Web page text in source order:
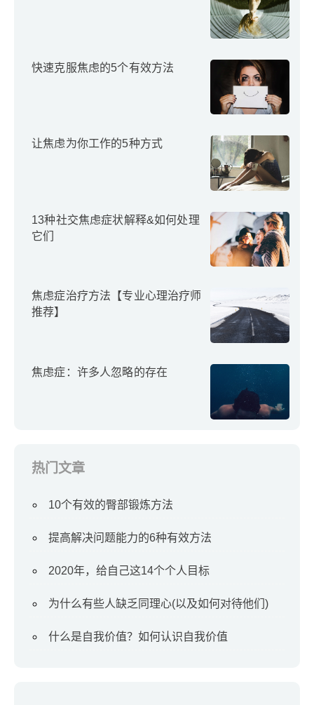
快速克服焦虑的5个有效方法
让焦虑为你工作的5种方式
13种社交焦虑症状解释&如何处理
它们
焦虑症治疗方法【专业心理治疗师
推荐】
焦虑症：许多人忽略的存在
热门文章
10个有效的臀部锻炼方法
提高解决问题能力的6种有效方法
2020年，给自己这14个个人目标
为什么有些人缺乏同理心(以及如何对待他们)
什么是自我价值？如何认识自我价值